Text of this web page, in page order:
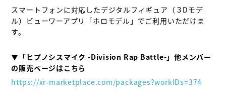
スマートフォンに対応したデジタルフィギュア（３Dモデ
ル）ビューワーアプリ「ホロモデル」でご利用いただけま
す。
▼「ヒプノシスマイク -Division Rap Battle-」他メンバー
https://xr-marketplace.com/packages?workIDs=374